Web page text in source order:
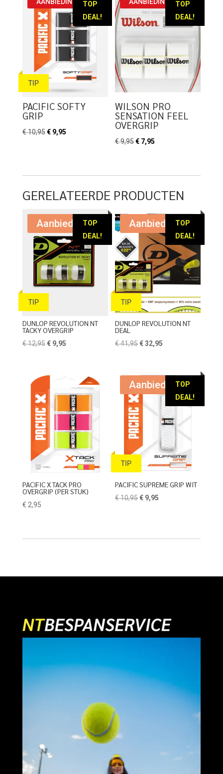
TOP
DEAL!
TIP
PACIFIC SOFTY
GRIP
€10,95 Oorspronkelijke
€9,95Huidige
TOP
DEAL!
WILSON PRO
SENSATION FEEL
OVERGRIP
€9,95Oorspronkelijke
€ 7,95
GERELATEERDE PRODUCTEN
TOP
DEAL!
TIP
Aanbieding!
DUNLOP REVOLUTION NT
TACKY OVERGRIP
€12,95 Oorspronkelijke
€ 12,95.
€9,95Huidige
€ 9,95.
TOP
DEAL!
TIP
Aanbieding!
DUNLOP REVOLUTION NT
DEAL
€41,95Oorspronkelijke
€ 41,95.
€32,95
€ 32,95.
PACIFIC X TACK PRO
OVERGRIP (PER STUK)
€ 2,95
TOP
DEAL!
TIP
Aanbieding!
PACIFIC SUPREME GRIP WIT
€10,95Oorspronkelijke
€ 9,95